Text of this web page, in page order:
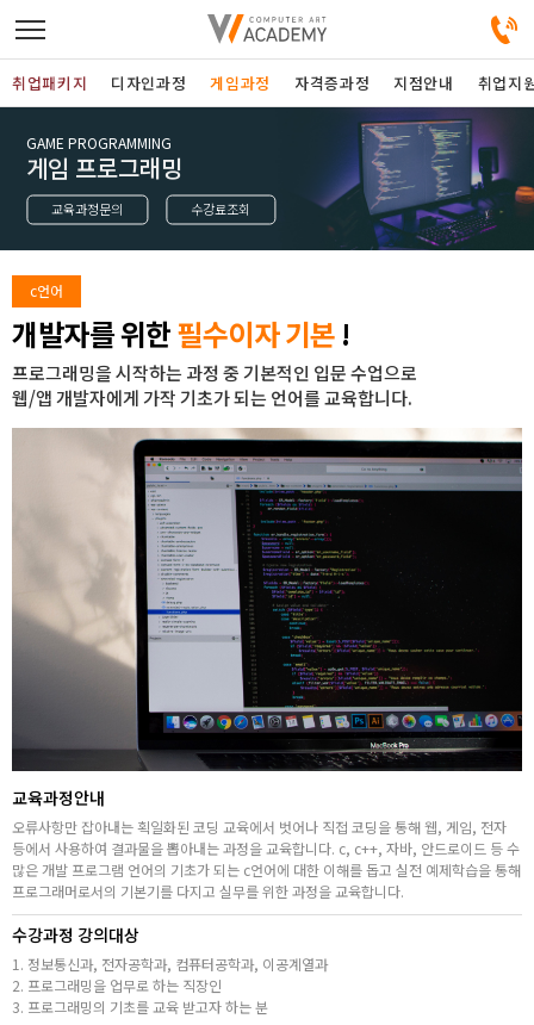
디자인정규과정
디자인단과과정
게임과정
자격증과정
커뮤니티
취업지원센터
고객상담센터
지점별 홈페이지
취업패키지 디자인과정 게임과정 자격증과정 지점안내 취업지
GAME PROGRAMMING
게임 프로그래밍
교육과정문의 수강료조회
c언어
개발자를 위한필수이자 기본 !
프로그래밍을 시작하는 과정 중 기본적인 입문 수업으로
웹/앱 개발자에게 가작 기초가 되는 언어를 교육합니다.
교육과정안내
오류사항만 잡아내는 획일화된 코딩 교육에서 벗어나 직접 코딩을 통해 웹, 게임, 전자
등에서 사용하여 결과물을 뽑아내는 과정을 교육합니다. c, c++, 자바, 안드로이드 등 수
많은 개발 프로그램 언어의 기초가 되는 c언어에 대한 이해를 돕고 실전 예제학습을 통해
프로그래머로서의 기본기를 다지고 실무를 위한 과정을 교육합니다.
수강과정 강의대상
1. 정보통신과, 전자공학과, 컴퓨터공학과, 이공계열과
2. 프로그래밍을 업무로 하는 직장인
3. 프로그래밍의 기초를 교육 받고자 하는 분